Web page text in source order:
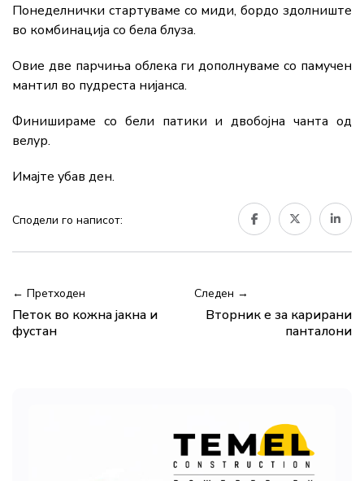
Понеделнички стартуваме со миди, бордо здолниште
во комбинација со бела блуза.
Овие две парчиња облека ги дополнуваме со памучен
мантил во пудреста нијанса.
Финишираме со бели патики и двобојна чанта од
велур.
Имајте убав ден.
Сподели го написот:
← Претходен
Петок во кожна јакна и
фустан
Следен →
Вторник е за карирани
панталони